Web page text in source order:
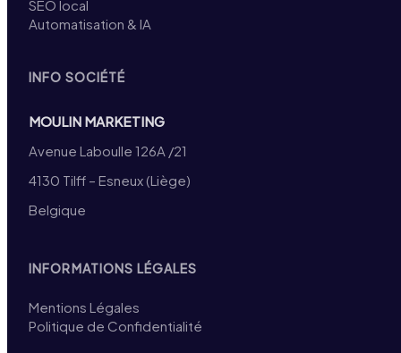
SEO local
Automatisation & IA
INFO SOCIÉTÉ
MOULIN MARKETING
Avenue Laboulle 126A /21
4130 Tilff – Esneux (Liège)
Belgique
INFORMATIONS LÉGALES
Mentions Légales
Politique de Confidentialité